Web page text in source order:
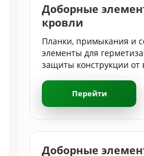
Доборные
кровли
Планки, примыкания и
элементы для
защиты конструкции от
Перейти
Доборные